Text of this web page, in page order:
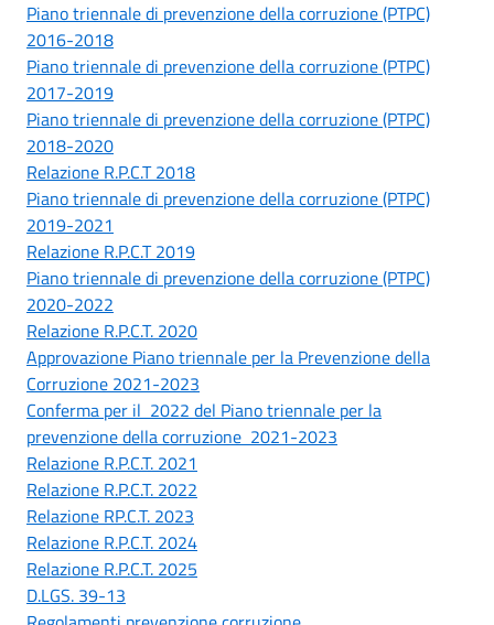
Piano triennale di prevenzione della corruzione (PTPC)
2016-2018
Piano triennale di prevenzione della corruzione (PTPC)
2017-2019
Piano triennale di prevenzione della corruzione (PTPC)
2018-2020
Relazione R.P.C.T 2018
Piano triennale di prevenzione della corruzione (PTPC)
2019-2021
Relazione R.P.C.T 2019
Piano triennale di prevenzione della corruzione (PTPC)
2020-2022
Relazione R.P.C.T. 2020
Approvazione Piano triennale per la Prevenzione della
Corruzione 2021-2023
Conferma per il 2022 del Piano triennale per la
prevenzione della corruzione 2021-2023
Relazione R.P.C.T. 2021
Relazione R.P.C.T. 2022
Relazione RP.C.T. 2023
Relazione R.P.C.T. 2024
Relazione R.P.C.T. 2025
D.LGS. 39-13